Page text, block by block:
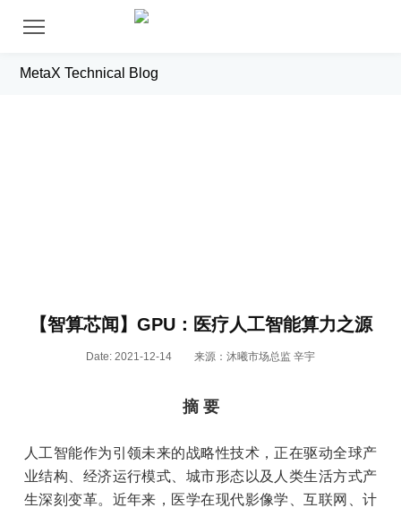
MetaX Technical Blog
【智算芯闻】GPU：医疗人工智能算力之源
Date: 2021-12-14 来源：沐曦市场总监 辛宇
摘 要
人工智能作为引领未来的战略性技术，正在驱动全球产
业结构、经济运行模式、城市形态以及人类生活方式产
生深刻变革。近年来，医学在现代影像学、互联网、计